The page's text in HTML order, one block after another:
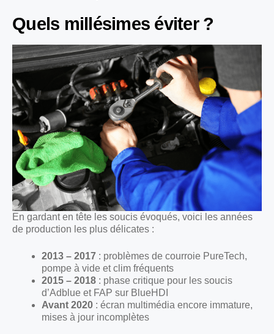
Quels millésimes éviter ?
En gardant en tête les soucis évoqués, voici les années
de production les plus délicates :
2013 – 2017 : problèmes de courroie PureTech,
pompe à vide et clim fréquents
2015 – 2018 : phase critique pour les soucis
d’Adblue et FAP sur BlueHDI
Avant 2020 : écran multimédia encore immature,
mises à jour incomplètes